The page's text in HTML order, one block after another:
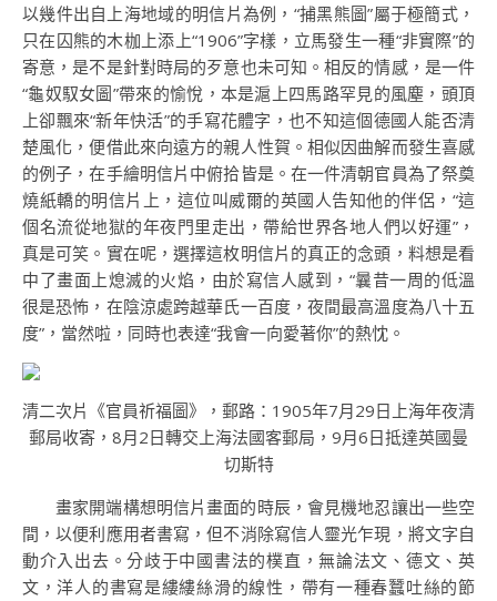
以幾件出自上海地域的明信片為例，“捕黑熊圖”屬于極簡式，
只在囚熊的木枷上添上“1906”字樣，立馬發生一種“非實際”的
寄意，是不是針對時局的歹意也未可知。相反的情感，是一件
“龜奴馭女圖”帶來的愉悅，本是滬上四馬路罕見的風塵，頭頂
上卻飄來“新年快活”的手寫花體字，也不知這個德國人能否清
楚風化，便借此來向遠方的親人性賀。相似因曲解而發生喜感
的例子，在手繪明信片中俯拾皆是。在一件清朝官員為了祭奠
燒紙轎的明信片上，這位叫威爾的英國人告知他的伴侶，“這
個名流從地獄的年夜門里走出，帶給世界各地人們以好運”，
真是可笑。實在呢，選擇這枚明信片的真正的念頭，料想是看
中了畫面上熄滅的火焰，由於寫信人感到，“曩昔一周的低溫
很是恐怖，在陰涼處跨越華氏一百度，夜間最高溫度為八十五
度”，當然啦，同時也表達“我會一向愛著你”的熱忱。
清二次片《官員祈福圖》，郵路：1905年7月29日上海年夜清
郵局收寄，8月2日轉交上海法國客郵局，9月6日抵達英國曼
切斯特
畫家開端構想明信片畫面的時辰，會見機地忍讓出一些空
間，以便利應用者書寫，但不消除寫信人靈光乍現，將文字自
動介入出去。分歧于中國書法的樸直，無論法文、德文、英
文，洋人的書寫是縷縷絲滑的線性，帶有一種春蠶吐絲的節